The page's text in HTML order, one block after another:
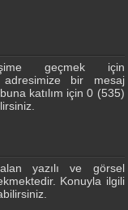
geçmek için
adresimize bir mesaj
katılım için 0 (535)
yazılı ve görsel
Konuyla ilgili